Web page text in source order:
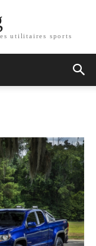
utilitaires sports